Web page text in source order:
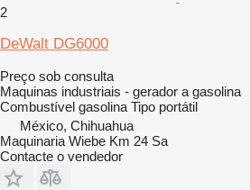
2
DeWalt DG6000
Preço sob consulta
Maquinas industriais - gerador a gasolina
Combustível gasolina Tipo portátil
México, Chihuahua
Maquinaria Wiebe Km 24 Sa
Contacte o vendedor